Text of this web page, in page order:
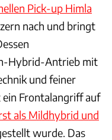
Pick-up Himla
nach und bringt
Hybrid-Antrieb mit
und feiner
ein Frontalangriff auf
als Mildhybrid und
wurde. Das